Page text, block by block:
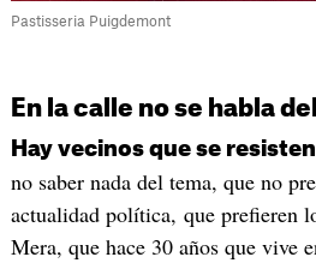
Pastisseria Puigdemont
En la calle no se habla
Hay vecinos que se
no saber nada del tema, que no
actualidad política, que prefieren
Mera, que hace 30 años que vive